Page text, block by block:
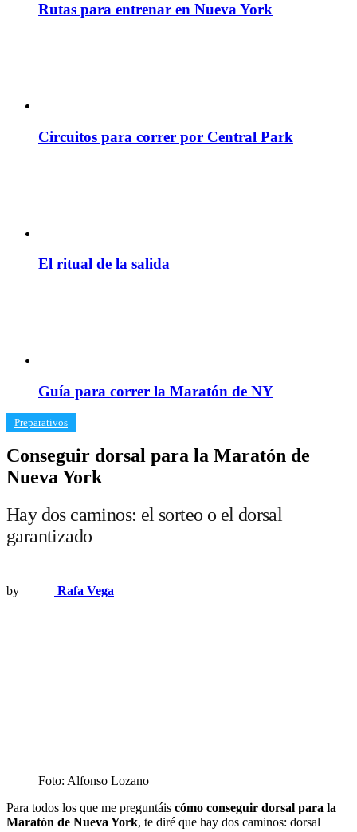
Rutas para entrenar en Nueva York
Circuitos para correr por Central Park
El ritual de la salida
Guía para correr la Maratón de NY
​Preparativos
Conseguir dorsal para la Maratón de
Nueva York
Hay dos caminos: el sorteo o el dorsal
garantizado
by Rafa Vega
Foto: Alfonso Lozano
Para todos los que me preguntáis cómo conseguir dorsal para la
Maratón de Nueva York, te diré que hay dos caminos: dorsal